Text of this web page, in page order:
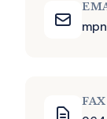
FAX